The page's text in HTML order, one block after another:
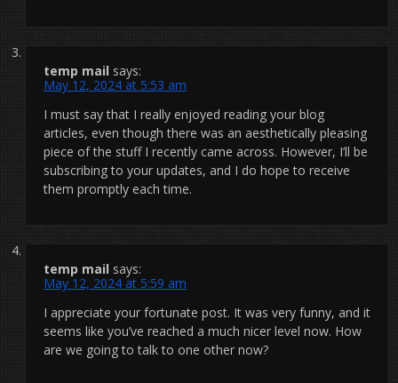
temp mail says:
May 12, 2024 at 5:53 am
I must say that I really enjoyed reading your blog
articles, even though there was an aesthetically pleasing
piece of the stuff I recently came across. However, I’ll be
subscribing to your updates, and I do hope to receive
them promptly each time.
temp mail says:
May 12, 2024 at 5:59 am
I appreciate your fortunate post. It was very funny, and it
seems like you’ve reached a much nicer level now. How
are we going to talk to one other now?